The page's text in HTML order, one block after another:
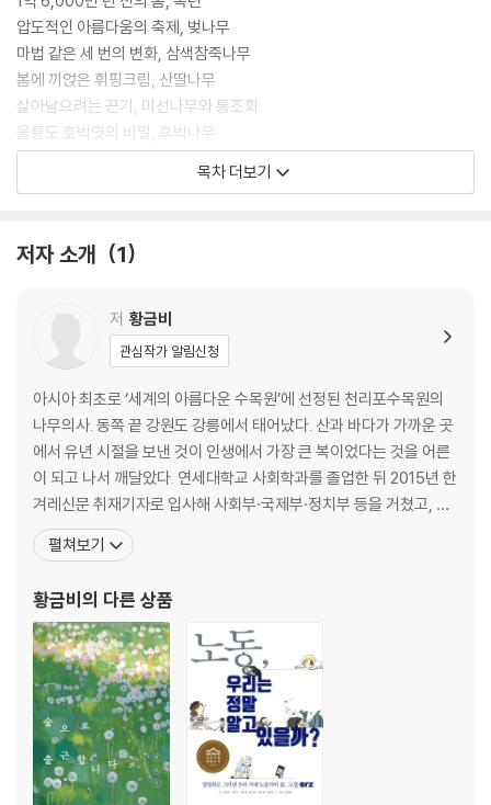
하루, 치열하고 고된 일상에 자주 공허해지는 사람들에게 이 책은 단순한
힐링이 아니라 자연의 존재를 새롭게 인식하는 시각을 선사하고자 한다.
똑같은 출근길, 익숙한 산책길에서도 시선을 조금만 바꾸면 발견할 수 있
는 초록의 순간들이 인생의 해상도를 더욱 선명하게 만든다는 메시지를 전
한다.
압도적인 아름다움의 축제, 벚나무
마법 같은 세 번의 변화, 삼색참죽나무
봄에 끼얹은 휘핑크림, 산딸나무
살아남으려는 끈기, 미선나무와 통조화
울릉도 호박엿의 비밀, 후박나무
가로수의 수난, 버즘나무와 소나무
알지만 모르는 꽃, 무궁화
자연을 찬탄하는 일, 태산목
땅 위에 뿌려진 황금비, 모감주나무
사시사철의 매력, 배롱나무
신비로운 악마의 열매, 큐슈곤약
이것이 없다면 여름에 대한 죄악, 플록스
고목이 있던 자리, 우산고로쇠
가을
옹기종기 숨어 사는 숲의 유령, 야고
만 리까지 퍼지는 천상의 향기, 목서
가을에 달린 붉은 루비, 화살나무
출렁이는 깊은 바람, 팜파스그래스
창조와 번영의 가을, 유럽너도밤나무
열매를 깨기 위해서라면, 칠엽수
겨울
한 계절 앞서가는 꽃, 동백
정원의 크리스마스 불빛, 호랑가시나무
목차 더보기
저자 소개 1
저 황금비
관심작가 알림신청
아시아 최초로 ‘세계의 아름다운 수목원’에 선정된 천리포수목원의
나무의사. 동쪽 끝 강원도 강릉에서 태어났다. 산과 바다가 가까운 곳
에서 유년 시절을 보낸 것이 인생에서 가장 큰 복이었다는 것을 어른
이 되고 나서 깨달았다. 연세대학교 사회학과를 졸업한 뒤 2015년 한
겨레신문 취재기자로 입사해 사회부·국제부·정치부 등을 거쳤고, 이
후 미디어 플랫폼 기업에서 일했다. 직장 생활을 하며 마음이 시끄러
울 때마다 공원과 궁궐을 찾아다녔다. 공원에는 어디에서나 쉽게 볼
목이 있어 좋았다. 식물을 향한 호기심과 애정이
펼쳐보기
황금비 의 다른 상품